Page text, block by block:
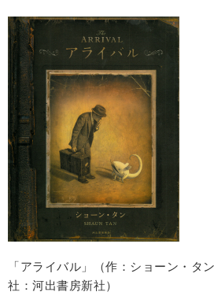
「アライバル」（作：ショーン・
社：河出書房新社）